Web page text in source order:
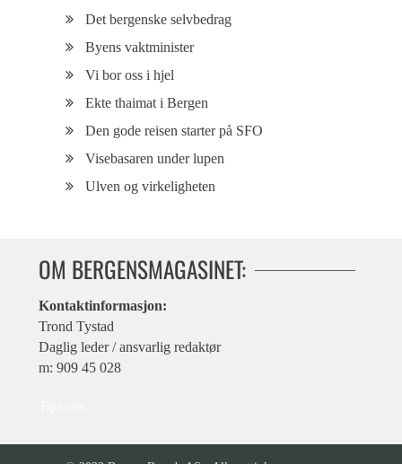
Det bergenske selvbedrag
Byens vaktminister
Vi bor oss i hjel
Ekte thaimat i Bergen
Den gode reisen starter på SFO
Visebasaren under lupen
Ulven og virkeligheten
OM BERGENSMAGASINET:
Kontaktinformasjon:
Trond Tystad
Daglig leder / ansvarlig redaktør
m: 909 45 028